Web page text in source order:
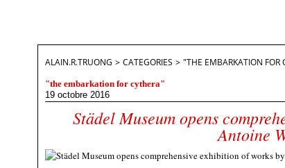
ALAIN.R.TRUONG > CATEGORIES > "THE EMBARKATION FOR
"the embarkation for cythera"
19 octobre 2016
Städel Museum opens
Antoine